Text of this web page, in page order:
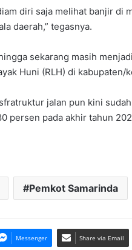
diri saja melihat banjir di
daerah,” tegasnya.
sekarang masih
Huni (RLH) di kabupaten/
jalan pun kini
persen pada akhir tahun
Pemkot Samarinda
Messenger Share via Email